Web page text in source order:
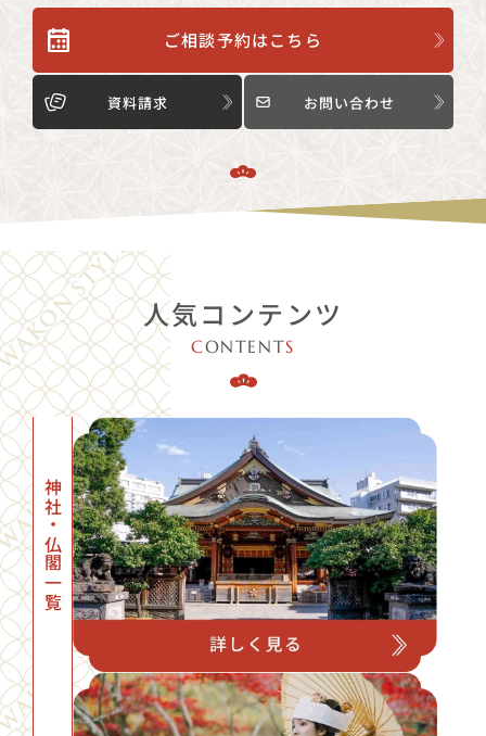
ご相談予約はこちら
資料請求 お問い合わせ
人気コンテンツ
CONTENTS
神社・仏閣一覧